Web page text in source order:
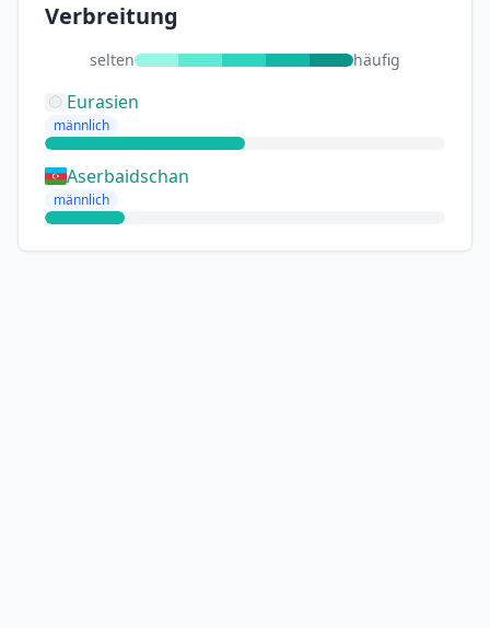
Verbreitung
selten häufig
Eurasien
männlich
Aserbaidschan
männlich